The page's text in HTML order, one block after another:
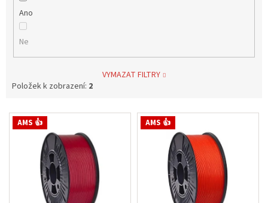
Ano
Ne
VYMAZAT FILTRY
Položek k zobrazení: 2
V AMS 👍 AMS 👍